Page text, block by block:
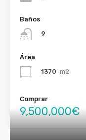
Baños
9
Área
1370 m2
Comprar
9,500,000€